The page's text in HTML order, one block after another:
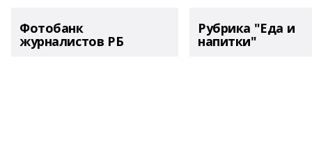
Фотобанк
журналистов РБ
Рубрика "Еда и
напитки"